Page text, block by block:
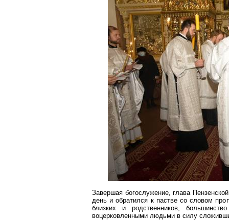
Завершая богослужение, глава
день и обратился к пастве со словом
близких и родственников,
воцерковленными людьми в силу